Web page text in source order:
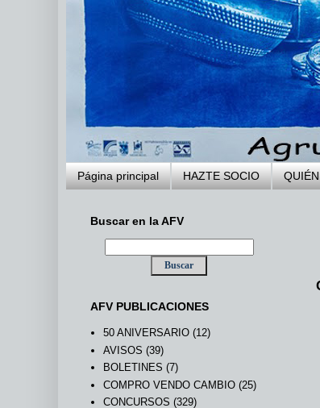
Página principal HAZTE SOCIO
VILLENA fundada en 1973
Buscar en la AFV
AFV PUBLICACIONES
50 ANIVERSARIO (12)
AVISOS (39)
BOLETINES (7)
COMPRO VENDO CAMBIO (25)
CONCURSOS (329)